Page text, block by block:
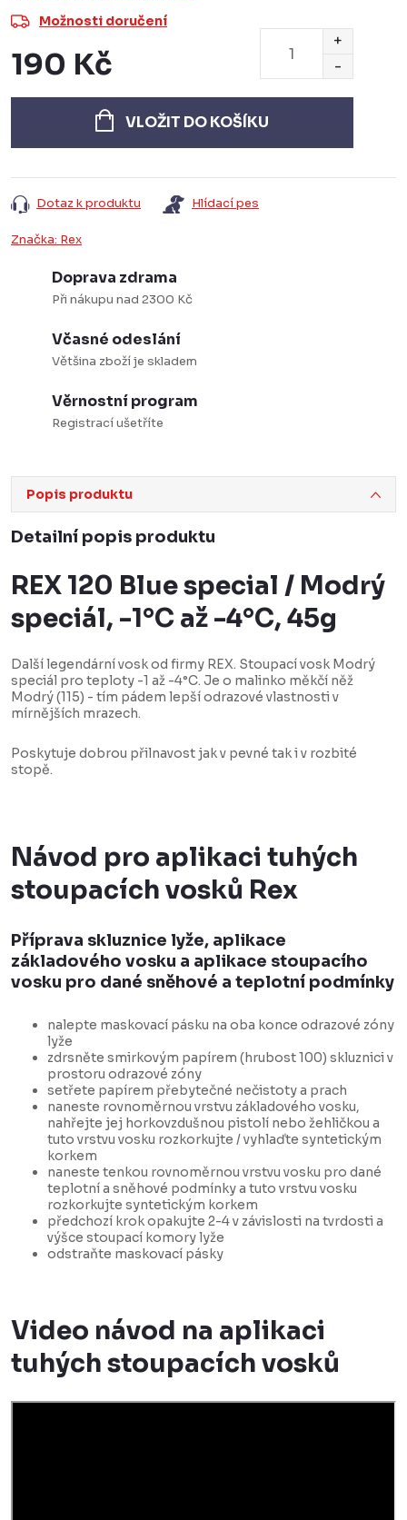
Možnosti doručení
190 Kč
cena:
VLOŽIT DO KOŠÍKU
Dotaz k produktu Hlídací pes
Značka: Rex
Doprava zdrama
Při nákupu nad 2300 Kč
Včasné odeslání
Většina zboží je skladem
Věrnostní program
Registrací ušetříte
Popis produktu
Detailní popis produktu
REX 120 Blue special / Modrý
speciál, -1°C až -4°C, 45g
Další legendární vosk od firmy REX. Stoupací vosk Modrý
speciál pro teploty -1 až -4°C. Je o malinko měkčí něž
Modrý (115) - tím pádem lepší odrazové vlastnosti v
mírnějších mrazech.
Poskytuje dobrou přilnavost jak v pevné tak i v rozbité
stopě.
Návod pro aplikaci tuhých
stoupacích vosků Rex
Příprava skluznice lyže, aplikace
základového vosku a aplikace stoupacího
vosku pro dané sněhové a teplotní podmínky
nalepte maskovací pásku na oba konce odrazové zóny
lyže
zdrsněte smirkovým papírem (hrubost 100) skluznici v
prostoru odrazové zóny
setřete papírem přebytečné nečistoty a prach
naneste rovnoměrnou vrstvu základového vosku,
nahřejte jej horkovzdušnou pistolí nebo žehličkou a
tuto vrstvu vosku rozkorkujte / vyhlaďte syntetickým
korkem
naneste tenkou rovnoměrnou vrstvu vosku pro dané
teplotní a sněhové podmínky a tuto vrstvu vosku
rozkorkujte syntetickým korkem
předchozí krok opakujte 2-4 v závislosti na tvrdosti a
výšce stoupací komory lyže
odstraňte maskovací pásky
Video návod na aplikaci
tuhých stoupacích vosků